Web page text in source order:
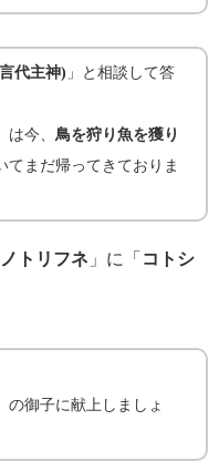
代主神) 」と相談して答
」は今、鳥を狩り魚を獲り
てまだ帰ってきておりま
トリフネ 」に「 コトシ
の御子に献上しましょ